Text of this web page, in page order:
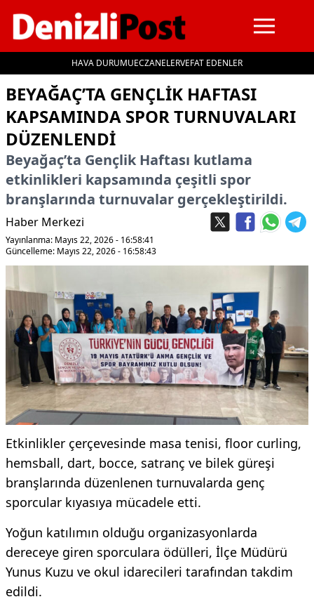
HAVA DURUMUECZANELERVEFAT EDENLER
İçeriğe geç
BEYAĞAÇ’TA GENÇLIK HAFTASI
KAPSAMINDA SPOR TURNUVALARI
DÜZENLENDI
Beyağaç’ta Gençlik Haftası kutlama
etkinlikleri kapsamında çeşitli spor
branşlarında turnuvalar gerçekleştirildi.
Haber Merkezi
Yayınlanma: Mayıs 22, 2026 - 16:58:41
Güncelleme: Mayıs 22, 2026 - 16:58:43
Etkinlikler çerçevesinde masa tenisi, floor curling,
hemsball, dart, bocce, satranç ve bilek güreşi
branşlarında düzenlenen turnuvalarda genç
sporcular kıyasıya mücadele etti.
Yoğun katılımın olduğu organizasyonlarda
dereceye giren sporculara ödülleri, İlçe Müdürü
Yunus Kuzu ve okul idarecileri tarafından takdim
edildi.